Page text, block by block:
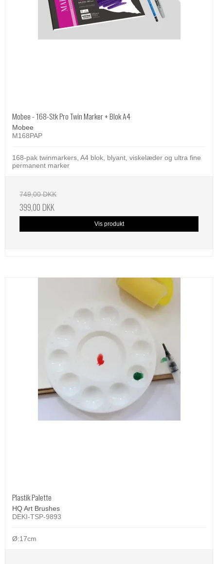
Mobee - 168-Stk Pro Twin Marker + Blok A4
Mobee
M168PAP
168-pak twinmarkers, A4 blok, blyant, viskelæder og ultra fine
permanent marker
749,00 DKK
399,00 DKK
Vis produkt
Plastik Palette
HQ Art Brushes
DEKI-TSP-9893
Ø:17cm